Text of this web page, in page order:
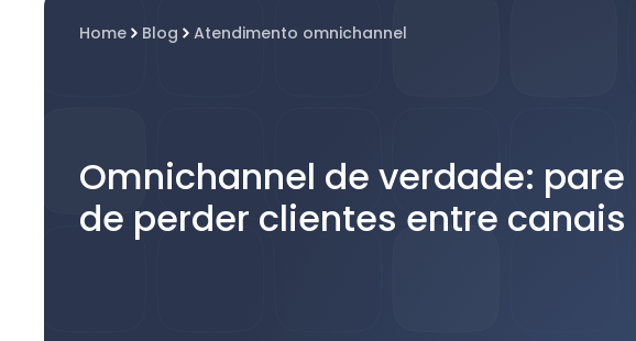
Home Blog Atendimento omnichannel
Omnichannel de verdade: pare
de perder clientes entre canais